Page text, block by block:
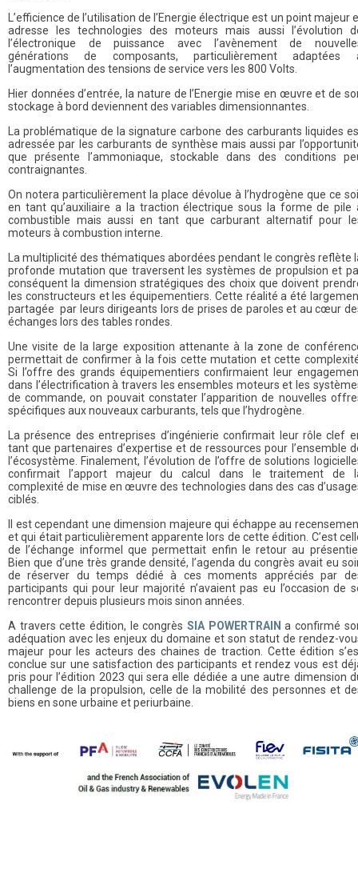
L’efficience de l’utilisation de l’Energie électrique est un point majeur
adresse les technologies des moteurs mais aussi l’évolution
l’électronique de puissance avec l’avènement de
générations de composants, particulièrement adaptées
l’augmentation des tensions de service vers les 800 Volts.
Hier données d’entrée, la nature de l’Energie mise en œuvre et de
stockage à bord deviennent des variables dimensionnantes.
La problématique de la signature carbone des carburants liquides
adressée par les carburants de synthèse mais aussi par
que présente l’ammoniaque, stockable dans des conditions
contraignantes.
On notera particulièrement la place dévolue à l’hydrogène que ce
en tant qu’auxiliaire a la traction électrique sous la forme de pile
combustible mais aussi en tant que carburant alternatif pour
moteurs à combustion interne.
La multiplicité des thématiques abordées pendant le congrès reflète
profonde mutation que traversent les systèmes de propulsion et
conséquent la dimension stratégiques des choix que doivent
les constructeurs et les équipementiers. Cette réalité a été
partagée par leurs dirigeants lors de prises de paroles et au cœur
échanges lors des tables rondes.
Une visite de la large exposition attenante à la zone de
permettait de confirmer à la fois cette mutation et cette
Si l’offre des grands équipementiers confirmaient leur
dans l’électrification à travers les ensembles moteurs et les
de commande, on pouvait constater l’apparition de nouvelles
spécifiques aux nouveaux carburants, tels que l’hydrogène.
La présence des entreprises d’ingénierie confirmait leur rôle clef
tant que partenaires d’expertise et de ressources pour l’ensemble
l’écosystème. Finalement, l’évolution de l’offre de solutions
confirmait l’apport majeur du calcul dans le traitement de
complexité de mise en œuvre des technologies dans des cas
ciblés.
Il est cependant une dimension majeure qui échappe au
et qui était particulièrement apparente lors de cette édition. C’est
de l’échange informel que permettait enfin le retour au
Bien que d’une très grande densité, l’agenda du congrès avait eu
de réserver du temps dédié à ces moments appréciés par
participants qui pour leur majorité n’avaient pas eu l’occasion de
rencontrer depuis plusieurs mois sinon années.
A travers cette édition, le congrèsSIA POWERTRAIN a confirmé
adéquation avec les enjeux du domaine et son statut de rendez-
majeur pour les acteurs des chaines de traction. Cette édition
conclue sur une satisfaction des participants et rendez vous est
pris pour l’édition 2023 qui sera elle dédiée a une autre dimension
challenge de la propulsion, celle de la mobilité des personnes et
biens en sone urbaine et periurbaine.